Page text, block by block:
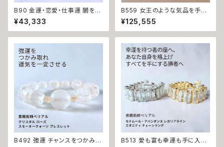
B90 金運・恋愛・仕事運 闇を反
射し魔力を倍増させる レリウー
リアの力 インフィニティクロス
ビジュー ブレスレット バングル
ヤモンド 成就 お守り 叶う 好転
おまじない 本物 フリーサイズ
サバト 魔術 強力 貧困脱出
¥43,333
B559 女王のような気品を手に
する フォービドゥン・クイーン L
OVE マラカイト ジュビリー ブレ
スレット K10 女王の恋愛魔術
魔術 悪魔術師 べリアル 願望成
就 アクセサリー ブレスレット 魔
術 強力 悪魔術 黒魔術 おまじ
成就 略奪 ライバル 縁結び お守
り 開運
¥125,555
B492 強運 チャンスをつかみ取
B513 愛も富も幸運も手に入れ